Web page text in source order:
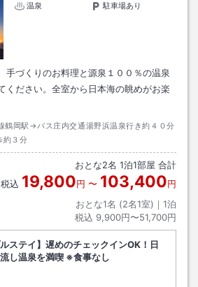
温泉
駐車場あり
手づくりのお料理と源泉１００％の温泉
ください。全室から日本海の眺めがお楽
鶴岡駅→バス庄内交通湯野浜温泉行き約４０分
約３分
おとな2名 1泊1部屋 合計
税込 19,800円 〜 103,400円
おとな1名 (2名1室)｜ 1泊
税込 9,900円〜51,700円
ステイ】遅めのチェックインOK！日
し温泉を満喫 ※食事なし
ウト